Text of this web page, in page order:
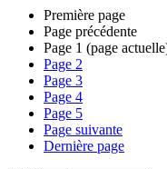
Première page
Page précédente
Page 1 (page
Page 2
Page 3
Page 4
Page 5
Page suivante
Dernière page